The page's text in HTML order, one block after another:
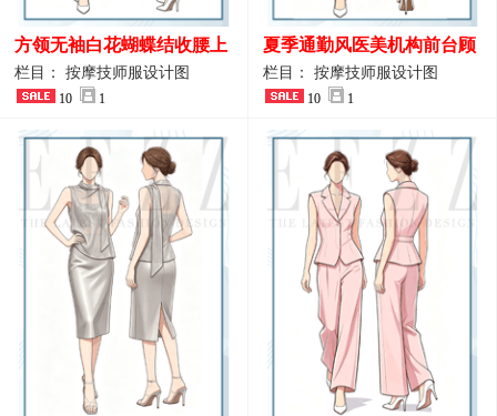
方领无袖白花蝴蝶结收腰上
衣 SPA会所接待工作制服设
计
栏目： 按摩技师服设计图
10 1
夏季通勤风医美机构前台顾
问端庄工作制服
栏目： 按摩技师服设计图
10 1